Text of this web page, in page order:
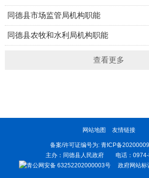
同德县市场监管局机构职能
​同德县农牧和水利局机构职能
查看更多
网站地图 友情链接
备案/许可证编号为: 青ICP备
主办：同德县人民政府 电话：0974-
青公网安备 63252202000003号 政府网站标